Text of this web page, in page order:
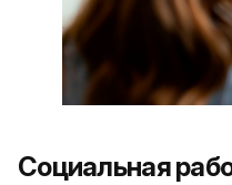
Социальная